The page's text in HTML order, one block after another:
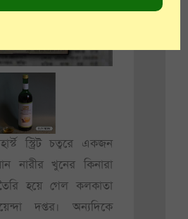
স্ট্রিট চত্বরে একজন
নারীর খুনের কিনারা
হয়ে গেল কলকাতা
দপ্তর। অন্যদিকে